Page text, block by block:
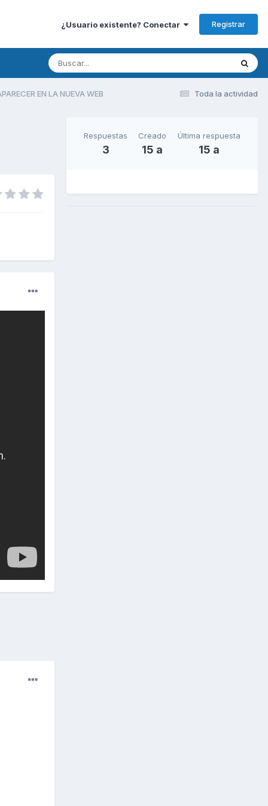
¿Usuario existente? Conectar Registrar
Toda la actividad
EN LA NUEVA WEB
Respuestas
3
Creado
15 a
Última respuesta
15 a